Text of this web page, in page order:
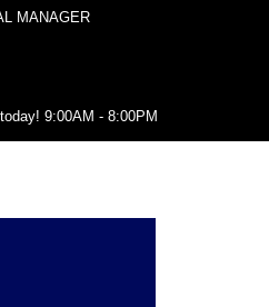
MANAGER
9:00AM - 8:00PM